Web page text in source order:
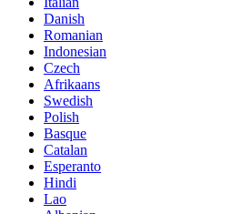
Danish
Romanian
Indonesian
Czech
Afrikaans
Swedish
Polish
Basque
Catalan
Esperanto
Hindi
Lao